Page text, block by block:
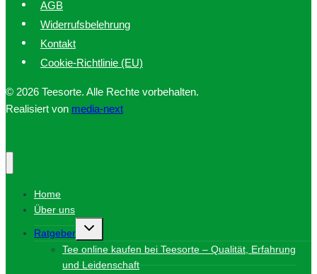
AGB
Widerrufsbelehrung
Kontakt
Cookie-Richtlinie (EU)
© 2026 Teesorte. Alle Rechte vorbehalten.
Realisiert von media-next
Home
Über uns
Ratgeber
Untermenü
Tee online kaufen bei Teesorte – Qualität, Erfahrung
und Leidenschaft